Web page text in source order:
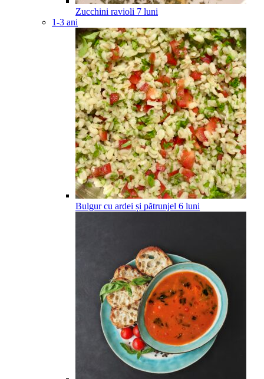
Zucchini ravioli 7 luni
1-3 ani
Bulgur cu ardei și pătrunjel 6 luni